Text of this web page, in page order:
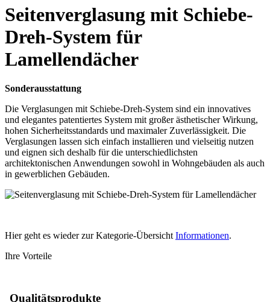
Seitenverglasung mit Schiebe-
Dreh-System für
Lamellendächer
Sonderausstattung
Die Verglasungen mit Schiebe-Dreh-System sind ein innovatives
und elegantes patentiertes System mit großer ästhetischer Wirkung,
hohen Sicherheitsstandards und maximaler Zuverlässigkeit. Die
Verglasungen lassen sich einfach installieren und vielseitig nutzen
und eignen sich deshalb für die unterschiedlichsten
architektonischen Anwendungen sowohl in Wohngebäuden als auch
in gewerblichen Gebäuden.
Hier geht es wieder zur Kategorie-Übersicht Informationen.
Ihre Vorteile
Qualitätsprodukte